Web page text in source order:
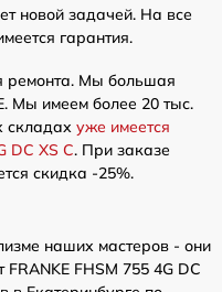
новой задачей. На все
гарантия.
ремонта. Мы большая
Мы имеем более 20 тыс.
складах уже имеется
DC XS C. При заказе
скидка -25%.
наших мастеров - они
FHSM 755 4G DC